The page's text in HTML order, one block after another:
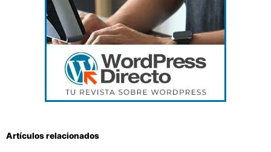
Artículos relacionados